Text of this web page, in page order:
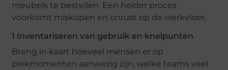
meubels te bestellen. Een helder proces
voorkomt miskopen en onrust op de werkvloer.
1 Inventariseren van gebruik en knelpunten
Breng in kaart hoeveel mensen er op
piekmomenten aanwezig zijn, welke teams veel